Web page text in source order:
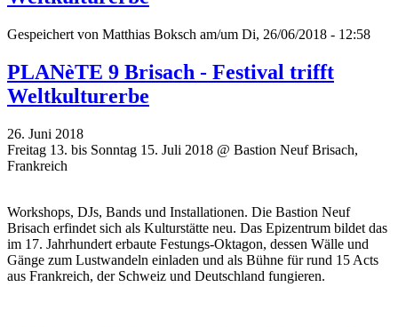
Gespeichert von Matthias Boksch am/um Di, 26/06/2018 - 12:58
PLANèTE 9 Brisach - Festival trifft
Weltkulturerbe
26. Juni 2018
Freitag 13. bis Sonntag 15. Juli 2018 @ Bastion Neuf Brisach,
Frankreich
Workshops, DJs, Bands und Installationen. Die Bastion Neuf
Brisach erfindet sich als Kulturstätte neu. Das Epizentrum bildet das
im 17. Jahrhundert erbaute Festungs-Oktagon, dessen Wälle und
Gänge zum Lustwandeln einladen und als Bühne für rund 15 Acts
aus Frankreich, der Schweiz und Deutschland fungieren.